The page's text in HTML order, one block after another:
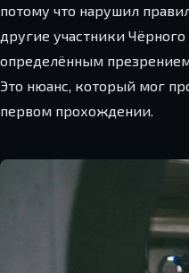
потому что нарушил
другие участники
определённым
Это нюанс, который мог
первом прохождении.